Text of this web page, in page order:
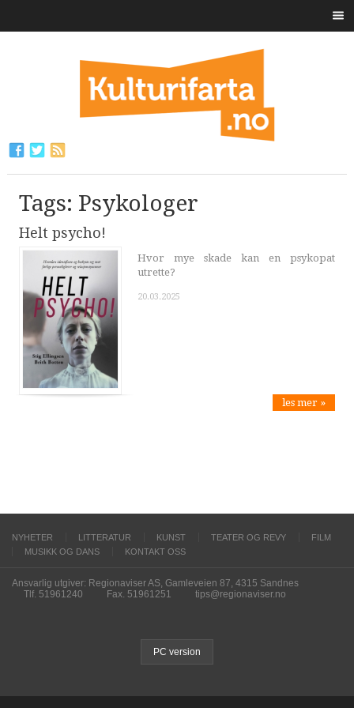
Tags: Psykologer
Helt psycho!
Hvor mye skade kan en psykopat
utrette?
20.03.2025
les mer »
NYHETER LITTERATUR KUNST TEATER OG REVY
FILM
MUSIKK OG DANS
KONTAKT OSS
Ansvarlig utgiver: Regionaviser AS, Gamleveien 87, 4315 Sandnes
Tlf. 51961240
Fax. 51961251 tips@regionaviser.no
PC version